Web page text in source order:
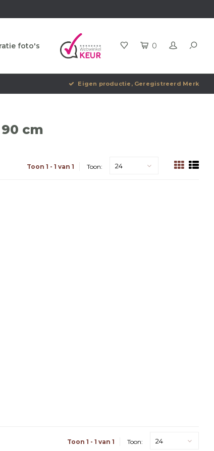
foto's 0
Eigen productie, Geregistreerd Merk
cm
Toon 1 - 1 van 1 Toon: 24
Toon 1 - 1 van 1 Toon: 24